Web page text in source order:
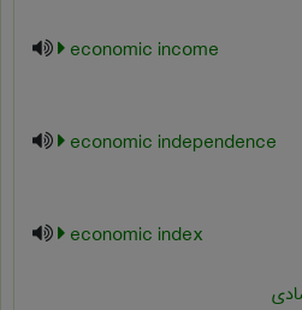
economic income
economic independence
economic index